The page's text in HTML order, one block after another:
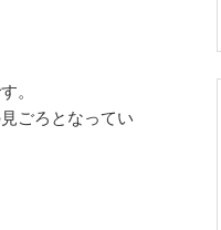
。
ごろとなってい